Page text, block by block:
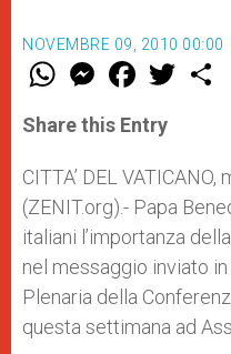
NOVEMBRE 09, 2010 00:00
W
t
s
p
p
M
e
s
e
g
e
r
F
a
e
b
o
k
w
r
Share this Entry
CITTA’ DEL
(ZENIT.org).- Papa
italiani l’importanza
nel messaggio inviato
Plenaria della
questa settimana ad